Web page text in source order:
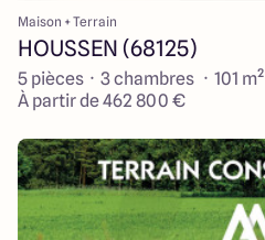
Maison + Terrain
HOUSSEN (68125)
5 pièces · 3 chambres · 101 m²
À partir de 462 800 €